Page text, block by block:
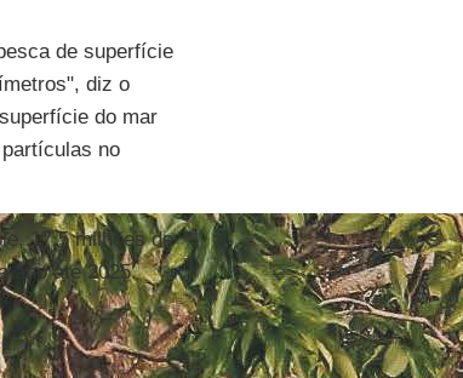
de superfície
diz o
do mar
no
17,5 milhões de
ano até 2025.